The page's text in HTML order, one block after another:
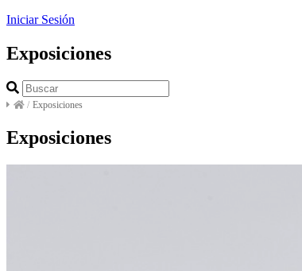
Iniciar Sesión
Exposiciones
/ Exposiciones
Exposiciones